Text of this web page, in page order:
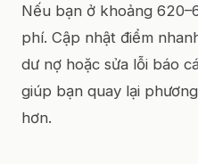
Nếu bạn ở khoảng
phí. Cập nhật điểm
dư nợ hoặc sửa lỗi báo
giúp bạn quay lại
hơn.